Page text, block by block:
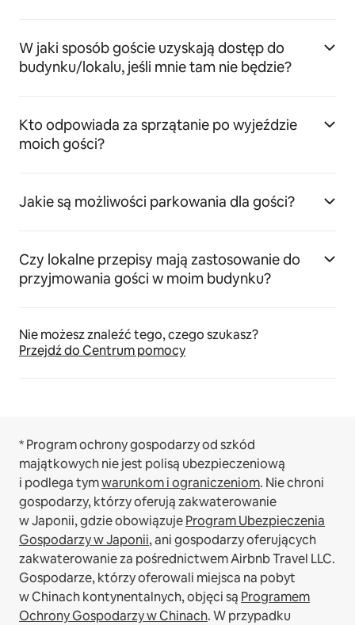
W jaki sposób goście uzyskają dostęp do
budynku/lokalu, jeśli mnie tam nie będzie?
Kto odpowiada za sprzątanie po wyjeździe
moich gości?
Jakie są możliwości parkowania dla gości?
Czy lokalne przepisy mają zastosowanie do
przyjmowania gości w moim budynku?
Nie możesz znaleźć tego, czego szukasz?
Przejdź do Centrum pomocy
* Program ochrony gospodarzy od szkód
majątkowych nie jest polisą ubezpieczeniową
i podlega tymwarunkom i ograniczeniom. Nie chroni
gospodarzy, którzy oferują zakwaterowanie
w Japonii, gdzie obowiązujeProgram Ubezpieczenia
Gospodarzy w Japonii, ani gospodarzy oferujących
zakwaterowanie za pośrednictwem Airbnb Travel LLC.
Gospodarze, którzy oferowali miejsca na pobyt
w Chinach kontynentalnych, objęci są Programem
Ochrony Gospodarzy w Chinach.W przypadku